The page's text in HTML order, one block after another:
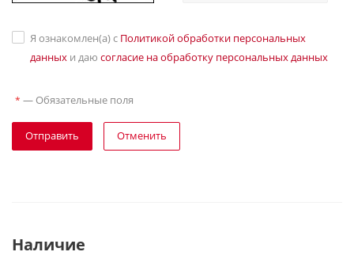
Я ознакомлен(а) с Политикой обработки персональных
данных и даю согласие на обработку персональных данных
* — Обязательные поля
Отправить Отменить
Наличие